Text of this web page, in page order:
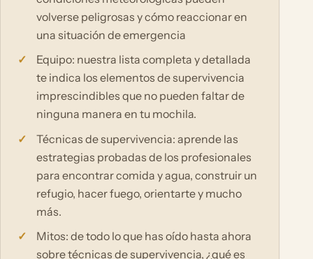
volverse peligrosas y cómo reaccionar en
una situación de emergencia
Equipo: nuestra lista completa y detallada
te indica los elementos de supervivencia
imprescindibles que no pueden faltar de
ninguna manera en tu mochila.
Técnicas de supervivencia: aprende las
estrategias probadas de los profesionales
para encontrar comida y agua, construir un
refugio, hacer fuego, orientarte y mucho
más.
Mitos: de todo lo que has oído hasta ahora
sobre técnicas de supervivencia, ¿qué es